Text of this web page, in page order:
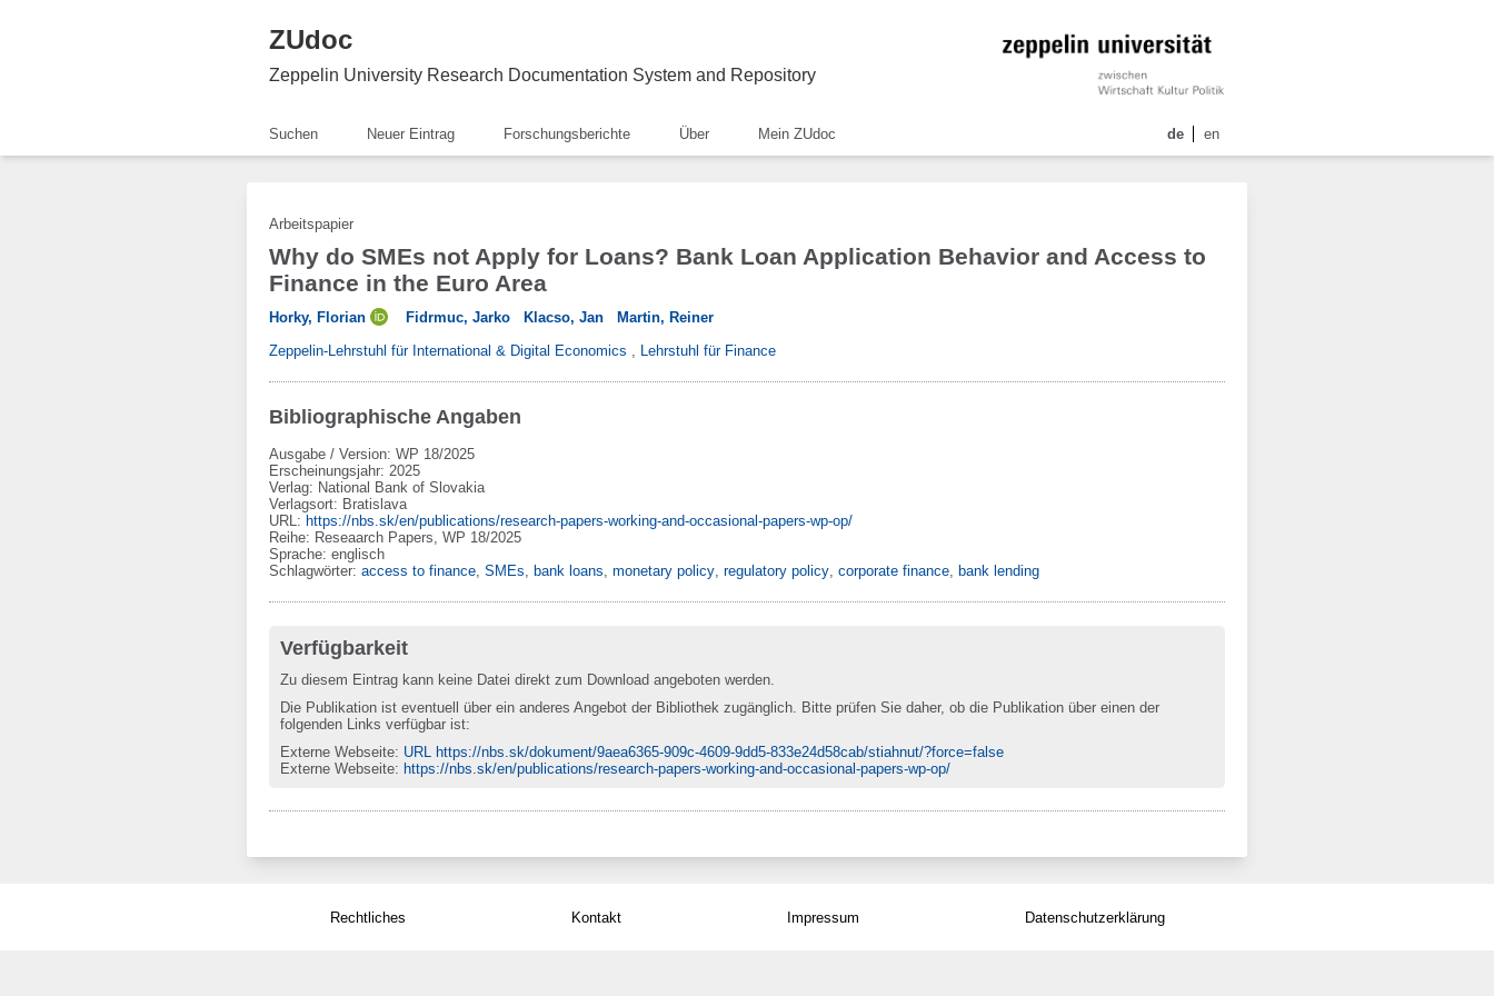
ZUdoc
Zeppelin University Research Documentation System and Repository
Suchen Neuer Eintrag Forschungsberichte Über Mein ZUdoc de en
Arbeitspapier
Why do SMEs not Apply for Loans? Bank Loan Application Behavior and Access to
Finance in the Euro Area
Horky, Florian Fidrmuc, Jarko Klacso, Jan Martin, Reiner
Zeppelin-Lehrstuhl für International & Digital Economics , Lehrstuhl für Finance
Bibliographische Angaben
Ausgabe / Version: WP 18/2025
Erscheinungsjahr: 2025
Verlag: National Bank of Slovakia
Verlagsort: Bratislava
URL: https://nbs.sk/en/publications/research-papers-working-and-occasional-papers-wp-op/
Reihe: Reseaarch Papers, WP 18/2025
Sprache: englisch
Schlagwörter: access to finance, SMEs, bank loans, monetary policy, regulatory policy, corporate finance, bank lending
Verfügbarkeit
Zu diesem Eintrag kann keine Datei direkt zum Download angeboten werden.
Die Publikation ist eventuell über ein anderes Angebot der Bibliothek zugänglich. Bitte prüfen Sie daher, ob die Publikation über einen der
folgenden Links verfügbar ist:
Externe Webseite: URL https://nbs.sk/dokument/9aea6365-909c-4609-9dd5-833e24d58cab/stiahnut/?force=false
Externe Webseite: https://nbs.sk/en/publications/research-papers-working-and-occasional-papers-wp-op/
Rechtliches Kontakt Impressum Datenschutzerklärung